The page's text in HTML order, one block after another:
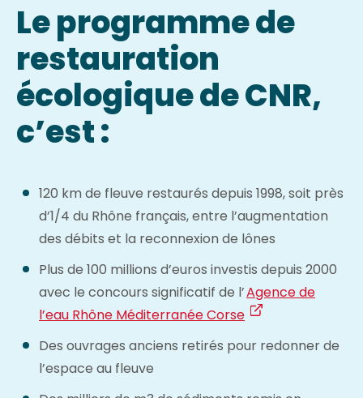
Le programme de
restauration
écologique de CNR,
c’est :
120 km de fleuve restaurés depuis 1998, soit près
d’1/4 du Rhône français, entre l’augmentation
des débits et la reconnexion de lônes
Plus de 100 millions d’euros investis depuis 2000
avec le concours significatif de l’Agence de
l’eau Rhône Méditerranée Corse
Des ouvrages anciens retirés pour redonner de
l’espace au fleuve